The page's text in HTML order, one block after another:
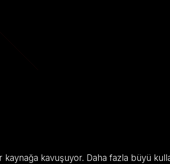
kaynağa kavuşuyor. Daha fazla büyü